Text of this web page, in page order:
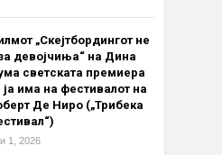
„Скејтбордингот не
девојчиња“ на Дина
светската премиера
ја има на фестивалот на
Де Ниро („Трибека
1, 2026